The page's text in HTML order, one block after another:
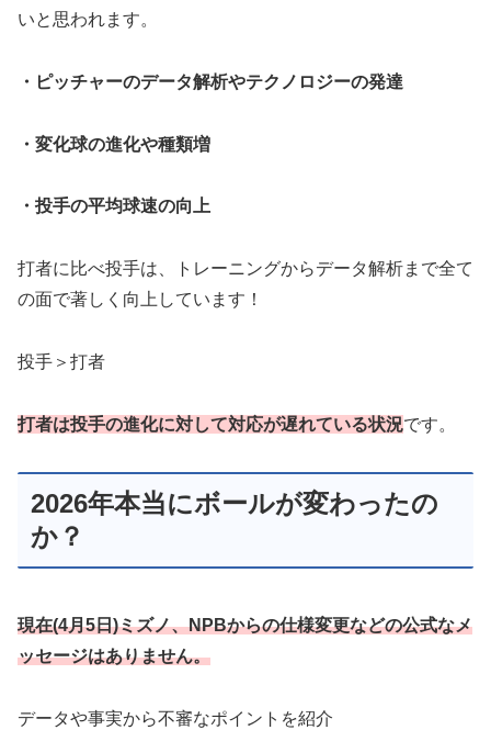
いと思われます。
・ピッチャーのデータ解析やテクノロジーの発達
・変化球の進化や種類増
・投手の平均球速の向上
打者に比べ投手は、トレーニングからデータ解析まで全て
の面で著しく向上しています！
投手＞打者
打者は投手の進化に対して対応が遅れている状況です。
2026年本当にボールが変わったの
か？
現在(4月5日)ミズノ、NPBからの仕様変更などの公式なメ
ッセージはありません。
データや事実から不審なポイントを紹介